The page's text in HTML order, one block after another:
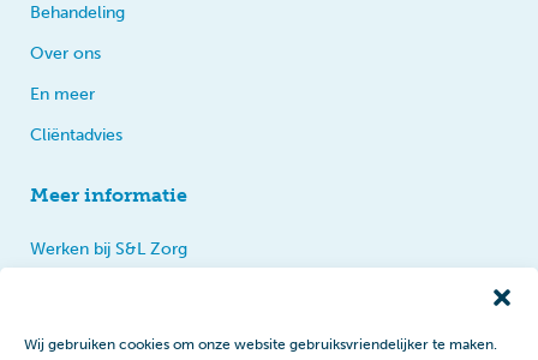
Wij gebruiken cookies om onze website gebruiksvriendelijker te maken.
Behandeling
Over ons
En meer
Cliëntadvies
Meer informatie
Werken bij S&L Zorg